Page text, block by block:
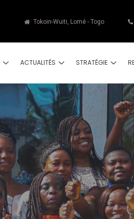
Tokoin-Wuiti, Lomé - Togo
ACTUALITÉS STRATÉGIE